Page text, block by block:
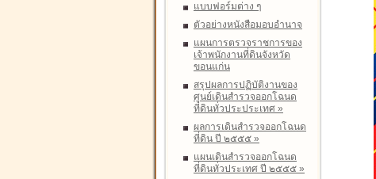
แบบฟอร์มต่าง ๆ
ตัวอย่างหนังสือมอบอำนาจ
แผนการตรวจราชการของ
เจ้าพนักงานที่ดินจังหวัด
ขอนแก่น
สรุปผลการปฏิบัติงานของ
ศูนย์เดินสำรวจออกโฉนด
ที่ดินทั่วประประเทศ »
ผลการเดินสำรวจออกโฉนด
ที่ดิน ปี ๒๕๕๕ »
แผนเดินสำรวจออกโฉนด
ที่ดินทั่วประเทศ ปี ๒๕๕๕ »